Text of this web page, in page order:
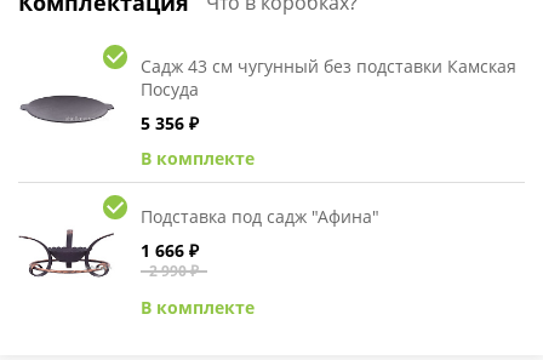
Садж 43 см чугунный без подставки Камская
Посуда
5 356 ₽
В комплекте
Подставка под садж "Афина"
1 666 ₽
2 990 ₽
В комплекте